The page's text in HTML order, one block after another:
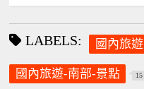
LABELS: 國內旅遊
國內旅遊-南部-景點 15